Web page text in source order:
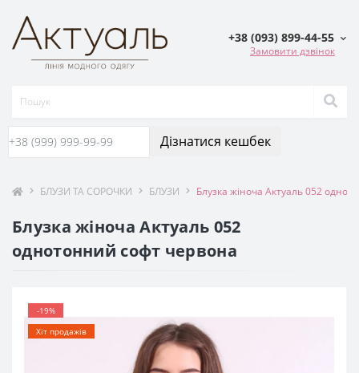
+38 (093) 899-44-55
Замовити дзвінок
Дізнатися кешбек
БЛУЗИ ТА СОРОЧКИ БЛУЗИ Блузка жіноча Актуаль 052
Блузка жіноча Актуаль 052
однотонний софт червона
-19%
Хіт продажів